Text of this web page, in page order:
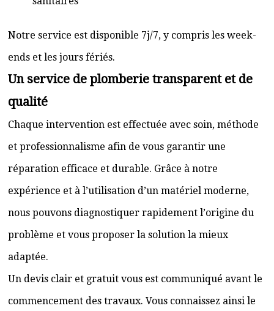
Notre service est disponible 7j/7, y compris les week-
ends et les jours fériés.
Un service de plomberie transparent et de
qualité
Chaque intervention est effectuée avec soin, méthode
et professionnalisme afin de vous garantir une
réparation efficace et durable. Grâce à notre
expérience et à l’utilisation d’un matériel moderne,
nous pouvons diagnostiquer rapidement l’origine du
problème et vous proposer la solution la mieux
adaptée.
Un devis clair et gratuit vous est communiqué avant le
commencement des travaux. Vous connaissez ainsi le